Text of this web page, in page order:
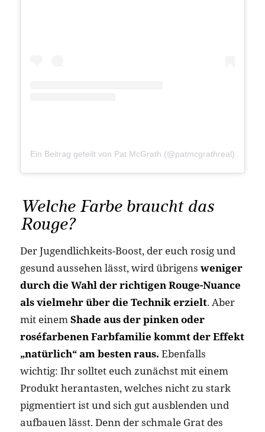
Ein Beitrag geteilt von Pat McGrath (@patmcgrathreal)
Welche Farbe braucht das
Rouge?
Der Jugendlichkeits-Boost, der euch rosig und
gesund aussehen lässt, wird übrigens weniger
durch die Wahl der richtigen Rouge-Nuance
als vielmehr über die Technik erzielt. Aber
mit einemShade aus der pinken oder
roséfarbenen Farbfamilie kommt der Effekt
„natürlich“ am besten raus. Ebenfalls
wichtig: Ihr solltet euch zunächst mit einem
Produkt herantasten, welches nicht zu stark
pigmentiert ist und sich gut ausblenden und
aufbauen lässt. Denn der schmale Grat des